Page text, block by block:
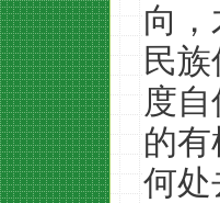
向
民
度
的
何处